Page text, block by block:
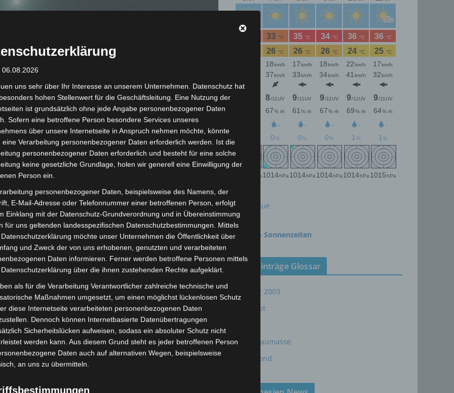
der Jupiter-Familie, der am 1. Dezember 1911 von dem
in Nizza entdeckt wurde. Der Komet benötigt etwa 8,18
ist starken gravitativen Störungen durch Jupiter
über die Jahrzehnte leicht verändert hat. Fotografisch
mit einerMagnitudevon etwa 9,9 bis
und Amateurteleskope unter dunklem Himmel. Er erreicht
2026 in einer Entfernung von ca. 1,18 Astronomischen
Kilometer)
wenige Tage zuvor, am 4. Januar 2026, mit einer Distanz
Limited, Gordon House, Barrow Street, Dublin, D04 E5W5,
Es werden seitens Google Adsense personenbezogene Daten
genau entnehmen Sie bitte den Datenschutzbedingungen.
meteoblue
time.is - Sonnenzeiten
Neueinträge Glossar
Sommer 2003
Sturmflut
24P/Schaumasse
Wolfsmond
06.08.2026
uns sehr über Ihr Interesse an unserem Unternehmen. Datenschutz hat
hohen Stellenwert für die Geschäftsleitung. Eine Nutzung der
ist grundsätzlich ohne jede Angabe personenbezogener Daten
Sofern eine betroffene Person besondere Services unseres
über unsere Internetseite in Anspruch nehmen möchte, könnte
eine Verarbeitung personenbezogener Daten erforderlich werden. Ist die
personenbezogener Daten erforderlich und besteht für eine solche
keine gesetzliche Grundlage, holen wir generell eine Einwilligung der
Person ein.
personenbezogener Daten, beispielsweise des Namens, der
E-Mail-Adresse oder Telefonnummer einer betroffenen Person, erfolgt
Einklang mit der Datenschutz-Grundverordnung und in Übereinstimmung
für uns geltenden landesspezifischen Datenschutzbestimmungen. Mittels
möchte unser Unternehmen die Öffentlichkeit über
und Zweck der von uns erhobenen, genutzten und verarbeiteten
Daten informieren. Ferner werden betroffene Personen mittels
über die ihnen zustehenden Rechte aufgeklärt.
als für die Verarbeitung Verantwortlicher zahlreiche technische und
Maßnahmen umgesetzt, um einen möglichst lückenlosen Schutz
diese Internetseite verarbeiteten personenbezogenen Daten
Dennoch können Internetbasierte Datenübertragungen
Sicherheitslücken aufweisen, sodass ein absoluter Schutz nicht
werden kann. Aus diesem Grund steht es jeder betroffenen Person
Daten auch auf alternativen Wegen, beispielsweise
an uns zu übermitteln.